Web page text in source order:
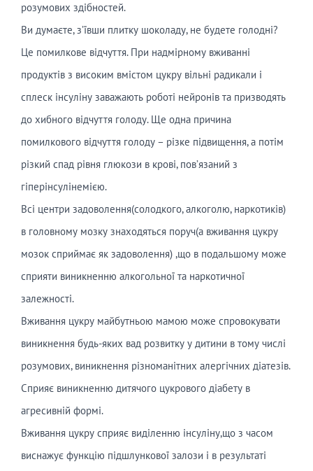
розумових здібностей.
Ви думаєте, з’ївши плитку шоколаду, не будете голодні?
Це помилкове відчуття. При надмірному вживанні
продуктів з високим вмістом цукру вільні радикали і
сплеск інсуліну заважають роботі нейронів та призводять
до хибного відчуття голоду. Ще одна причина
помилкового відчуття голоду – різке підвищення, а потім
різкий спад рівня глюкози в крові, пов’язаний з
гіперінсулінемією.
Всі центри задоволення(солодкого, алкоголю, наркотиків)
в головному мозку знаходяться поруч(а вживання цукру
мозок сприймає як задоволення) ,що в подальшому може
сприяти виникненню алкогольної та наркотичної
залежності.
Вживання цукру майбутньою мамою може спровокувати
виникнення будь-яких вад розвитку у дитини в тому числі
розумових, виникнення різноманітних алергічних діатезів.
Сприяє виникненню дитячого цукрового діабету в
агресивній формі.
Вживання цукру сприяє виділенню інсуліну,що з часом
виснажує функцію підшлункової залози і в результаті